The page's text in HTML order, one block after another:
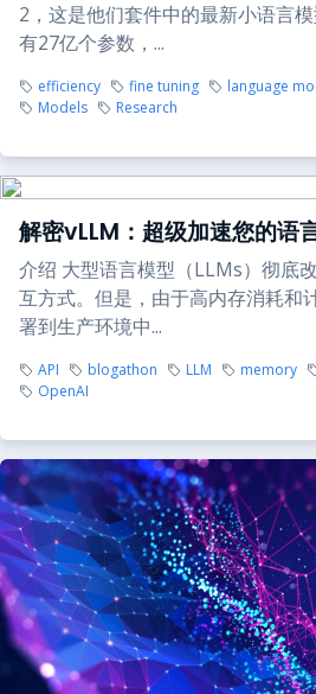
2，这是他们套件中的最新小语言
有27亿个参数，...
efficiency fine tuning language
Models
Research
解密vLLM：超级加速您的语
介绍 大型语言模型（LLMs）彻底
互方式。但是，由于高内存消耗和
署到生产环境中...
API blogathon LLM memory
OpenAI